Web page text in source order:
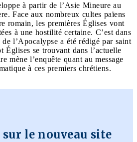
à partir de l’Asie Mineure au
Face aux nombreux cultes païens
romain, les premières Églises vont
à une hostilité certaine. C’est dans
l’Apocalypse a été rédigé par saint
Églises se trouvant dans l’actuelle
mène l’enquête quant au message
à ces premiers chrétiens.
le nouveau site